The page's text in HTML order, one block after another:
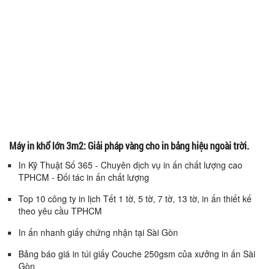
Máy in khổ lớn 3m2: Giải pháp vàng cho in bảng hiệu ngoài trời.
In Kỹ Thuật Số 365 - Chuyên dịch vụ in ấn chất lượng cao
TPHCM - Đối tác in ấn chất lượng
Top 10 công ty in lịch Tết 1 tờ, 5 tờ, 7 tờ, 13 tờ, in ấn thiết kế
theo yêu cầu TPHCM
In ấn nhanh giấy chứng nhận tại Sài Gòn
Bảng báo giá in túi giấy Couche 250gsm của xưởng in ấn Sài
Gòn